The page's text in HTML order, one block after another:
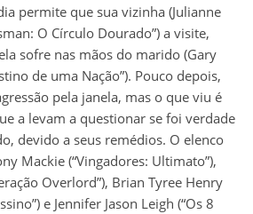
permite que sua vizinha (Julianne
O Círculo Dourado”) a visite,
sofre nas mãos do marido (Gary
de uma Nação”). Pouco depois,
pela janela, mas o que viu é
a levam a questionar se foi verdade
devido a seus remédios. O elenco
Mackie (“Vingadores: Ultimato”),
Overlord”), Brian Tyree Henry
e Jennifer Jason Leigh (“Os 8